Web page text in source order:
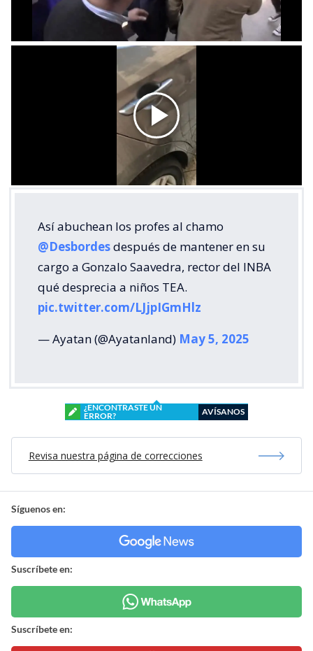
Así abuchean los profes al chamo
@Desbordesdespués de mantener en su
cargo a Gonzalo Saavedra, rector del INBA
qué desprecia a niños TEA.
pic.twitter.com/LJjpIGmHlz
— Ayatan (@Ayatanland) May 5, 2025
¿ENCONTRASTE UN
ERROR?
AVÍSANOS
Revisa nuestra página de correcciones
Síguenos en:
Suscríbete en:
Suscríbete en: